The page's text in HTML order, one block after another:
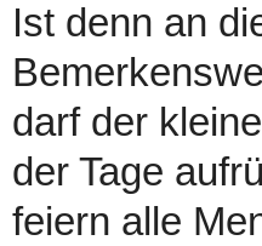
Ist denn an
darf der
der Tage
feiern alle